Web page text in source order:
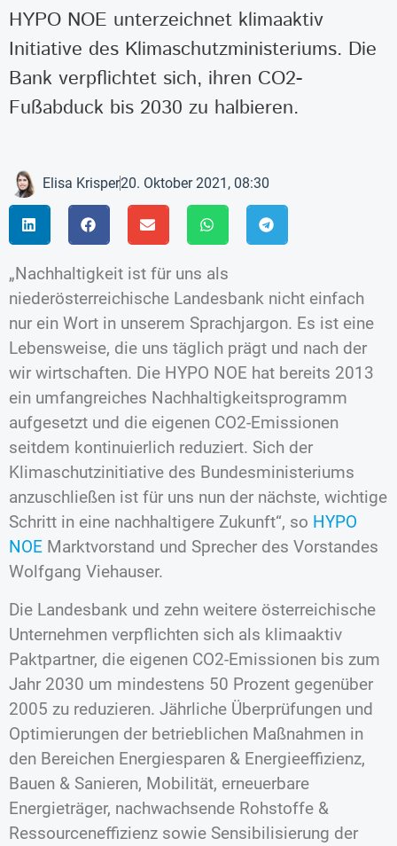
HYPO NOE unterzeichnet klimaaktiv
Initiative des Klimaschutzministeriums. Die
Bank verpflichtet sich, ihren CO2-
Fußabduck bis 2030 zu halbieren.
Elisa Krisper20. Oktober 2021, 08:30
„Nachhaltigkeit ist für uns als
niederösterreichische Landesbank nicht einfach
nur ein Wort in unserem Sprachjargon. Es ist eine
Lebensweise, die uns täglich prägt und nach der
wir wirtschaften. Die HYPO NOE hat bereits 2013
ein umfangreiches Nachhaltigkeitsprogramm
aufgesetzt und die eigenen CO2-Emissionen
seitdem kontinuierlich reduziert. Sich der
Klimaschutzinitiative des Bundesministeriums
anzuschließen ist für uns nun der nächste, wichtige
Schritt in eine nachhaltigere Zukunft“, so HYPO
NOE Marktvorstand und Sprecher des Vorstandes
Wolfgang Viehauser.
Die Landesbank und zehn weitere österreichische
Unternehmen verpflichten sich als klimaaktiv
Paktpartner, die eigenen CO2-Emissionen bis zum
Jahr 2030 um mindestens 50 Prozent gegenüber
2005 zu reduzieren. Jährliche Überprüfungen und
Optimierungen der betrieblichen Maßnahmen in
den Bereichen Energiesparen & Energieeffizienz,
Bauen & Sanieren, Mobilität, erneuerbare
Energieträger, nachwachsende Rohstoffe &
Ressourceneffizienz sowie Sensibilisierung der